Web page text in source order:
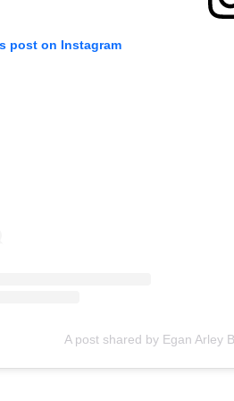
post on Instagram
A post shared by Egan Arley